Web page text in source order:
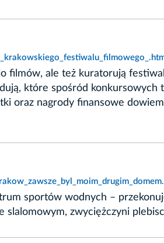
filmów, ale też kuratorują
które spośród
oraz nagrody finansowe
sportów wodnych –
zwyciężczyni